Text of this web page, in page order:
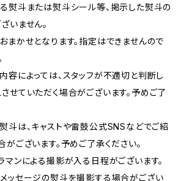
熨斗または熨斗シール等、掲示した熨斗の
いません。
まかせとなります。指定はできませんので
容によっては、スタッフが不適切と判断し
せていただく場合がございます。予めご了
斗は、キャストや雷鼓公式SNSなどでご紹
ございます。予めご了承ください。
ンによる撮影が入る日程がございます。
ッセージの熨斗を撮影する場合がござい